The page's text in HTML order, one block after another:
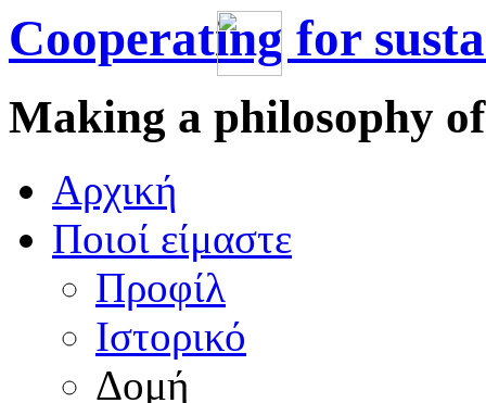
Cooperating for
Making a philosophy
Αρχική
Πoιοί είμαστε
Προφίλ
Ιστορικό
Δομή